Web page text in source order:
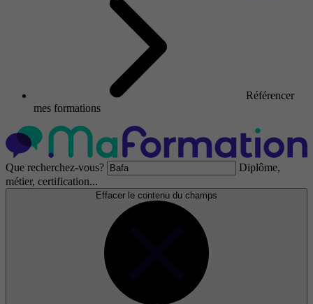
Référencer
mes formations
Que recherchez-vous?
Diplôme,
métier, certification...
Effacer le contenu du champs